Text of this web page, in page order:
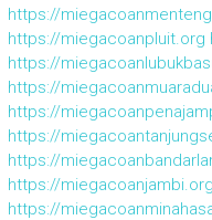
https://
https://miegacoanpluit.org
https://
https://
https://
https://
https://
https://miegacoanjambi.org
https://